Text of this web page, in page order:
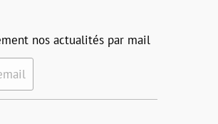
nos actualités par mail